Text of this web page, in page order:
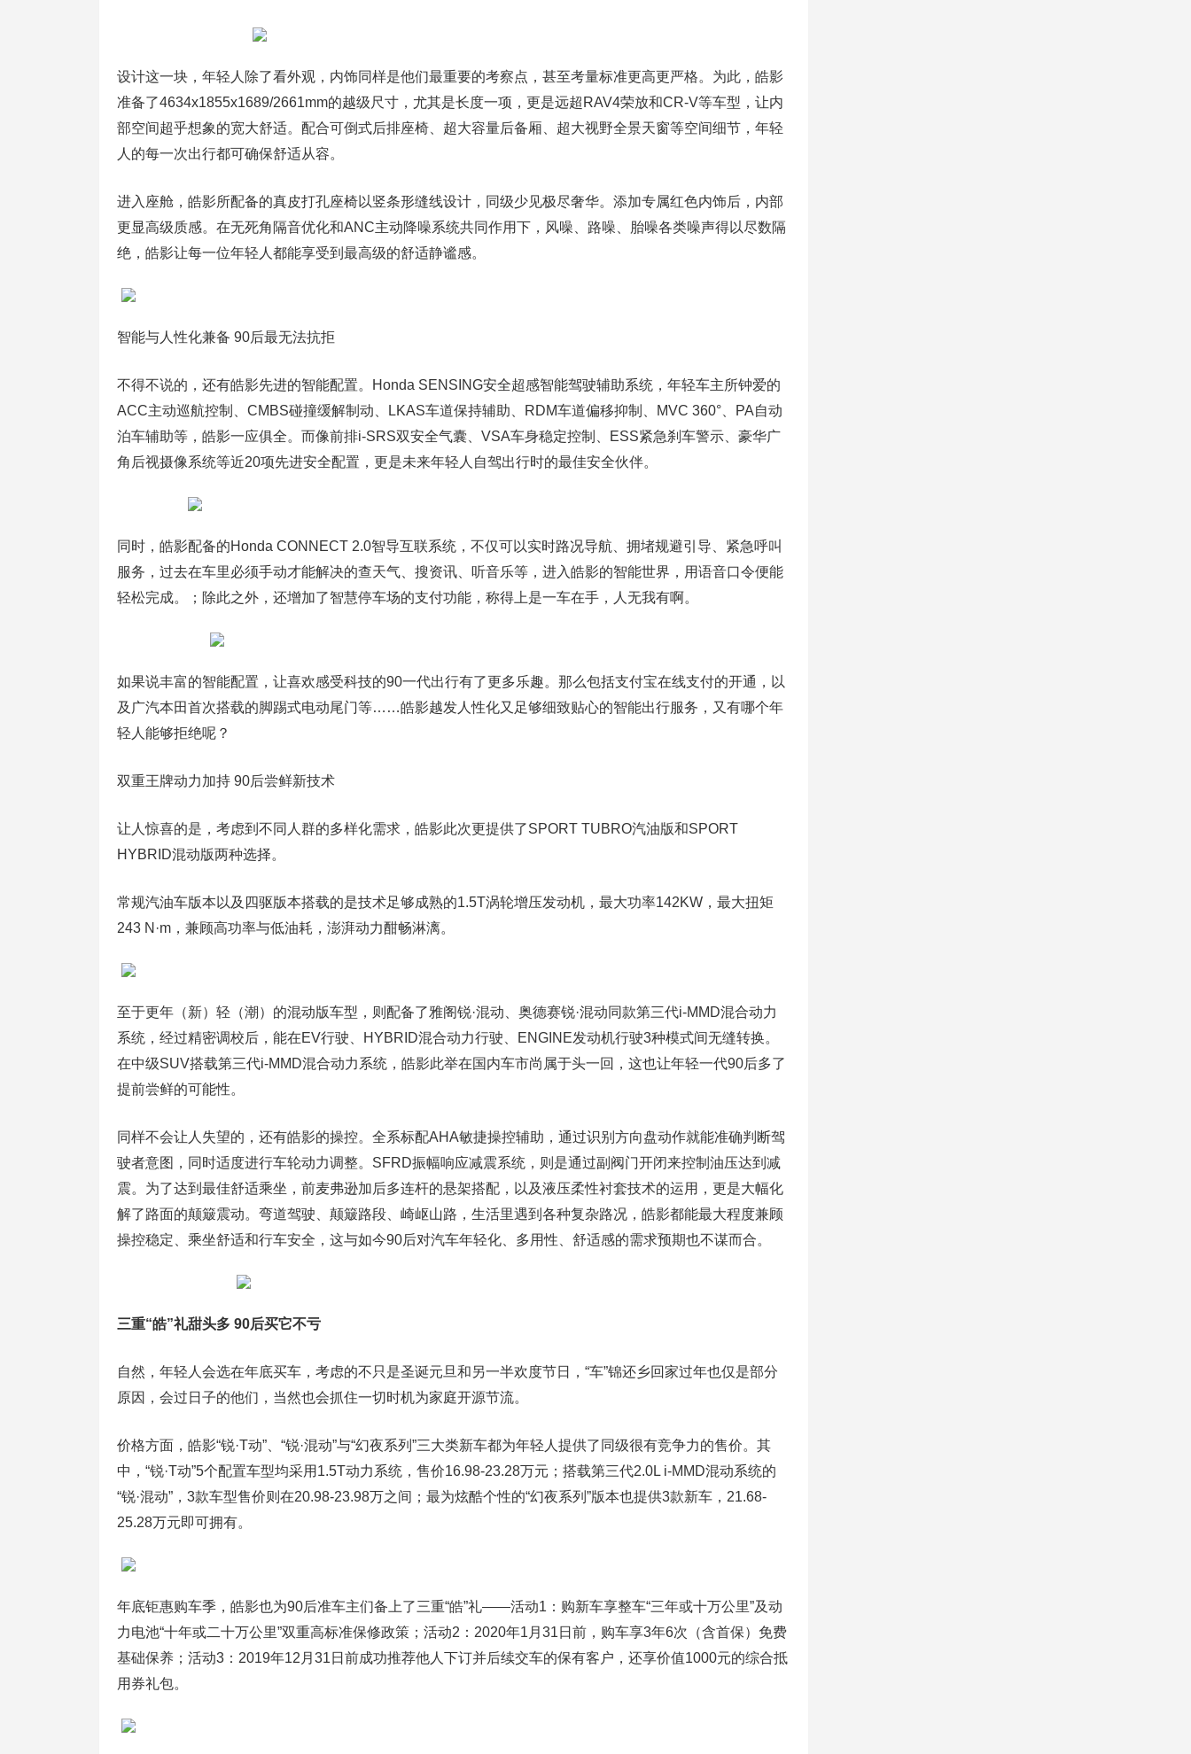
设计这一块，年轻人除了看外观，内饰同样是他们最重要的考察点，甚至考量标准更高更严格。为此，皓影
准备了4634x1855x1689/2661mm的越级尺寸，尤其是长度一项，更是远超RAV4荣放和CR-V等车型，让内
部空间超乎想象的宽大舒适。配合可倒式后排座椅、超大容量后备厢、超大视野全景天窗等空间细节，年轻
人的每一次出行都可确保舒适从容。
进入座舱，皓影所配备的真皮打孔座椅以竖条形缝线设计，同级少见极尽奢华。添加专属红色内饰后，内部
更显高级质感。在无死角隔音优化和ANC主动降噪系统共同作用下，风噪、路噪、胎噪各类噪声得以尽数隔
绝，皓影让每一位年轻人都能享受到最高级的舒适静谧感。
智能与人性化兼备 90后最无法抗拒
不得不说的，还有皓影先进的智能配置。Honda SENSING安全超感智能驾驶辅助系统，年轻车主所钟爱的
ACC主动巡航控制、CMBS碰撞缓解制动、LKAS车道保持辅助、RDM车道偏移抑制、MVC 360°、PA自动
泊车辅助等，皓影一应俱全。而像前排i-SRS双安全气囊、VSA车身稳定控制、ESS紧急刹车警示、豪华广
角后视摄像系统等近20项先进安全配置，更是未来年轻人自驾出行时的最佳安全伙伴。
同时，皓影配备的Honda CONNECT 2.0智导互联系统，不仅可以实时路况导航、拥堵规避引导、紧急呼叫
服务，过去在车里必须手动才能解决的查天气、搜资讯、听音乐等，进入皓影的智能世界，用语音口令便能
轻松完成。；除此之外，还增加了智慧停车场的支付功能，称得上是一车在手，人无我有啊。
如果说丰富的智能配置，让喜欢感受科技的90一代出行有了更多乐趣。那么包括支付宝在线支付的开通，以
及广汽本田首次搭载的脚踢式电动尾门等……皓影越发人性化又足够细致贴心的智能出行服务，又有哪个年
轻人能够拒绝呢？
双重王牌动力加持 90后尝鲜新技术
让人惊喜的是，考虑到不同人群的多样化需求，皓影此次更提供了SPORT TUBRO汽油版和SPORT
HYBRID混动版两种选择。
常规汽油车版本以及四驱版本搭载的是技术足够成熟的1.5T涡轮增压发动机，最大功率142KW，最大扭矩
243 N·m，兼顾高功率与低油耗，澎湃动力酣畅淋漓。
至于更年（新）轻（潮）的混动版车型，则配备了雅阁锐·混动、奥德赛锐·混动同款第三代i-MMD混合动力
系统，经过精密调校后，能在EV行驶、HYBRID混合动力行驶、ENGINE发动机行驶3种模式间无缝转换。
在中级SUV搭载第三代i-MMD混合动力系统，皓影此举在国内车市尚属于头一回，这也让年轻一代90后多了
提前尝鲜的可能性。
同样不会让人失望的，还有皓影的操控。全系标配AHA敏捷操控辅助，通过识别方向盘动作就能准确判断驾
驶者意图，同时适度进行车轮动力调整。SFRD振幅响应减震系统，则是通过副阀门开闭来控制油压达到减
震。为了达到最佳舒适乘坐，前麦弗逊加后多连杆的悬架搭配，以及液压柔性衬套技术的运用，更是大幅化
解了路面的颠簸震动。弯道驾驶、颠簸路段、崎岖山路，生活里遇到各种复杂路况，皓影都能最大程度兼顾
操控稳定、乘坐舒适和行车安全，这与如今90后对汽车年轻化、多用性、舒适感的需求预期也不谋而合。
三重“皓”礼甜头多 90后买它不亏
自然，年轻人会选在年底买车，考虑的不只是圣诞元旦和另一半欢度节日，“车”锦还乡回家过年也仅是部分
原因，会过日子的他们，当然也会抓住一切时机为家庭开源节流。
价格方面，皓影“锐·T动”、“锐·混动”与“幻夜系列”三大类新车都为年轻人提供了同级很有竞争力的售价。其
中，“锐·T动”5个配置车型均采用1.5T动力系统，售价16.98-23.28万元；搭载第三代2.0L i-MMD混动系统的
“锐·混动”，3款车型售价则在20.98-23.98万之间；最为炫酷个性的“幻夜系列”版本也提供3款新车，21.68-
25.28万元即可拥有。
年底钜惠购车季，皓影也为90后准车主们备上了三重“皓”礼——活动1：购新车享整车“三年或十万公里”及动
力电池“十年或二十万公里”双重高标准保修政策；活动2：2020年1月31日前，购车享3年6次（含首保）免费
基础保养；活动3：2019年12月31日前成功推荐他人下订并后续交车的保有客户，还享价值1000元的综合抵
用券礼包。